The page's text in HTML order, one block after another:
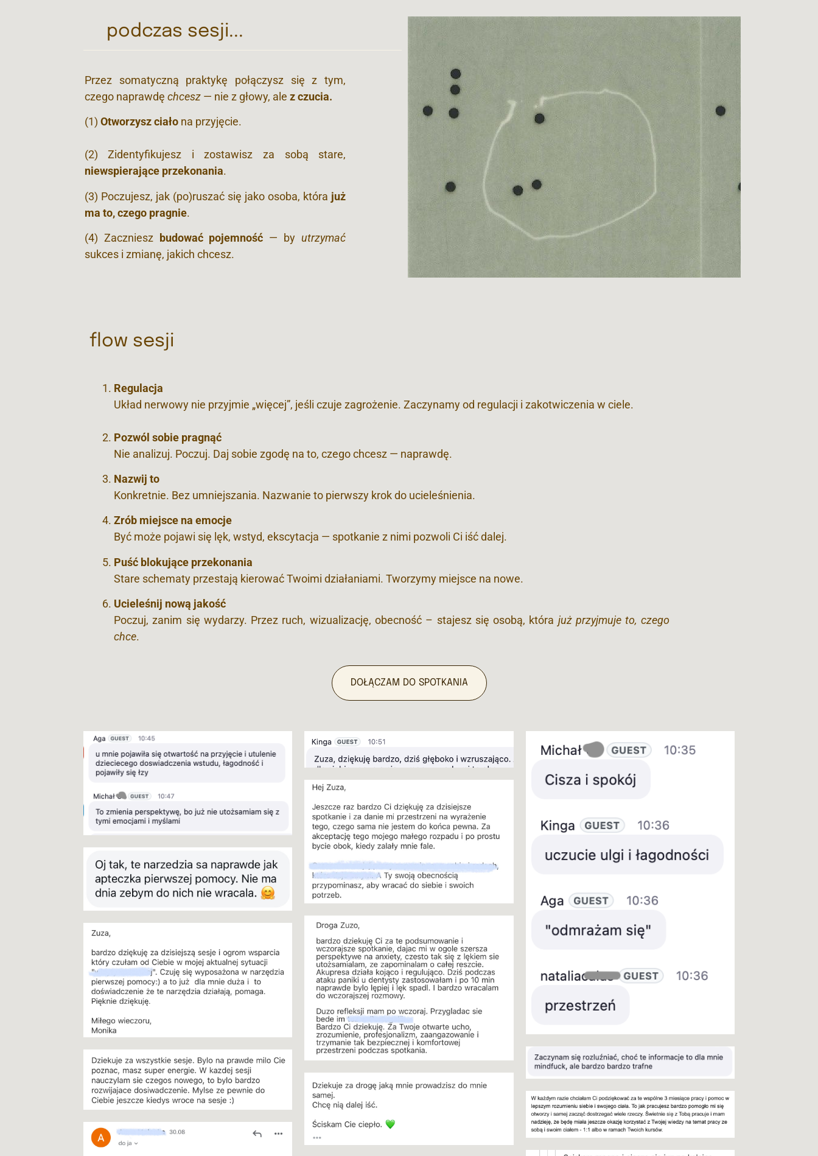
podczas sesji...
Przez somatyczną praktykę połączysz się z tym,
czego naprawdę chcesz— nie z głowy, ale z czucia.
(1) Otworzysz ciałona przyjęcie.
(2) Zidentyfikujesz i zostawisz za sobą stare,
niewspierające przekonania.
(3) Poczujesz, jak (po)ruszać się jako osoba, która już
ma to, czego pragnie.
(4) Zaczniesz
budować pojemność — byutrzymać
sukces i zmianę, jakich chcesz.
flow sesji
Regulacja
Układ nerwowy nie przyjmie „więcej”, jeśli czuje zagrożenie. Zaczynamy od regulacji i zakotwiczenia w ciele.
Pozwól sobie pragnąć
Nie analizuj. Poczuj. Daj sobie zgodę na to, czego chcesz — naprawdę.
Nazwij to
Konkretnie. Bez umniejszania. Nazwanie to pierwszy krok do ucieleśnienia.
Zrób miejsce na emocje
Być może pojawi się lęk, wstyd, ekscytacja — spotkanie z nimi pozwoli Ci iść dalej.
Puść blokujące przekonania
Stare schematy przestają kierować Twoimi działaniami. Tworzymy miejsce na nowe.
Ucieleśnij nową jakość
Poczuj, zanim się wydarzy. Przez ruch, wizualizację, obecność – stajesz się osobą, która już przyjmuje to, czego
chce.
DOŁĄCZAM DO SPOTKANIA